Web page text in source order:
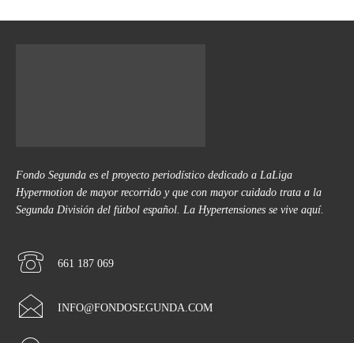
Fondo Segunda es el proyecto periodístico dedicado a LaLiga
Hypermotion de mayor recorrido y que con mayor cuidado trata a la
Segunda División del fútbol español. La Hypertensiones se vive aquí.
661 187 069
INFO@FONDOSEGUNDA.COM